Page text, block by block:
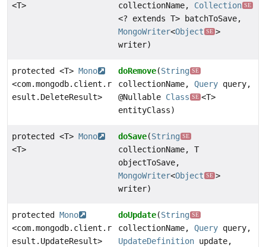
<T>
collectionName, Collection SE
<? extends T> batchToSave,
MongoWriter<Object SE >
writer)
protected <T> Mono
<com.mongodb.client.r
esult.DeleteResult>
doRemove(String SE
collectionName,Query query,
@Nullable Class SE <T>
entityClass)
protected <T> Mono
<T>
doSave(String SE
collectionName, T
objectToSave,
MongoWriter<Object SE >
writer)
protected Mono
<com.mongodb.client.r
esult.UpdateResult>
doUpdate(String SE
collectionName,Query query,
UpdateDefinition update,